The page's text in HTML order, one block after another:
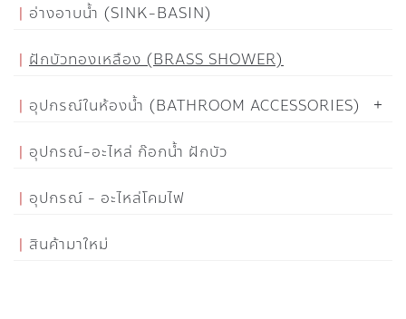
อ่างอาบน้ำ (SINK-BASIN)
ฝักบัวทองเหลือง (BRASS SHOWER)
อุปกรณ์ในห้องน้ำ (BATHROOM ACCESSORIES)
อุปกรณ์-อะไหล่ ก๊อกน้ำ ฝักบัว
อุปกรณ์ - อะไหล่โคมไฟ
สินค้ามาใหม่